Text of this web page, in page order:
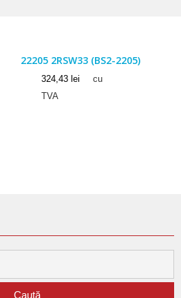
22205 2RSW33 (BS2-2205)
324,43 lei
cu
TVA
Caută